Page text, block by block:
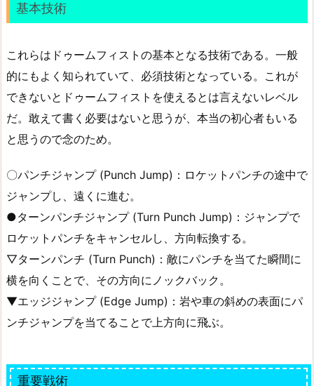
基本技術
これらはドゥームフィストの基本となる技術である。一般
的にもよく知られていて、必須技術となっている。これが
できないとドゥームフィストを使えるとは言えないレベル
だ。敢えて書く必要はないと思うが、本当の初心者もいる
と思うので念のため。
〇パンチジャンプ (Punch Jump)：ロケットパンチの途中で
ジャンプし、遠くに進む。
●ターンパンチジャンプ (Turn Punch Jump)：ジャンプで
ロケットパンチをキャンセルし、方向転換する。
▽ターンパンチ (Turn Punch)：敵にパンチを当てた瞬間に
横を向くことで、その方向にノックバック。
▼エッジジャンプ (Edge Jump)：岩や車の斜めの表面にパ
ンチジャンプを当てることで上方向に飛ぶ。
重要戦術